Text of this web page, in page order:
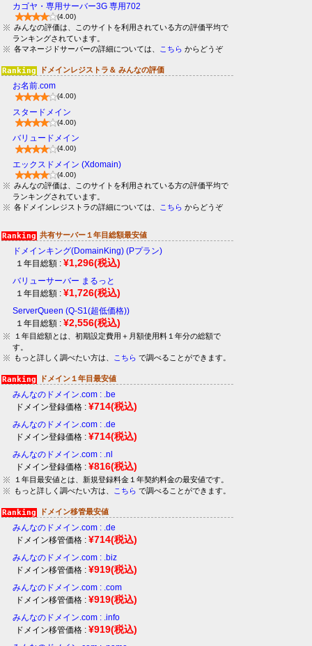
カゴヤ・専用サーバー3G 専用702
(4.00)
みんなの評価は、このサイトを利用されている方の評価平均で
ランキングされています。
各マネージドサーバーの詳細については、
こちら からどうぞ
ドメインレジストラ＆ みんなの評価
お名前.com
(4.00)
スタードメイン
(4.00)
バリュードメイン
(4.00)
エックスドメイン (Xdomain)
(4.00)
みんなの評価は、このサイトを利用されている方の評価平均で
ランキングされています。
各ドメインレジストラの詳細については、
こちら からどうぞ
共有サーバー１年目総額最安値
ドメインキング(DomainKing) (Pプラン)
１年目総額 : ¥1,296(税込)
バリューサーバー まるっと
１年目総額 : ¥1,726(税込)
ServerQueen (Q-S1(超低価格))
１年目総額 : ¥2,556(税込)
１年目総額とは、初期設定費用＋月額使用料１年分の総額で
す。
もっと詳しく調べたい方は、
こちら で調べることができます。
ドメイン１年目最安値
みんなのドメイン.com : .be
ドメイン登録価格 : ¥714(税込)
みんなのドメイン.com : .de
ドメイン登録価格 : ¥714(税込)
みんなのドメイン.com : .nl
ドメイン登録価格 : ¥816(税込)
１年目最安値とは、新規登録料金１年契約料金の最安値です。
もっと詳しく調べたい方は、
こちら で調べることができます。
ドメイン移管最安値
みんなのドメイン.com : .de
ドメイン移管価格 : ¥714(税込)
みんなのドメイン.com : .biz
ドメイン移管価格 : ¥919(税込)
みんなのドメイン.com : .com
ドメイン移管価格 : ¥919(税込)
みんなのドメイン.com : .info
ドメイン移管価格 : ¥919(税込)